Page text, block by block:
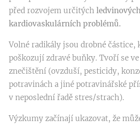
před rozvojem určitých
kardiovaskulárních problémů.
Volné radikály jsou drobné částice,
poškozují zdravé buňky. Tvoří se
znečištění (ovzduší, pesticidy,
potravinách a jiné potravinářské
v neposlední řadě stres/strach).
Výzkumy začínají ukazovat, že